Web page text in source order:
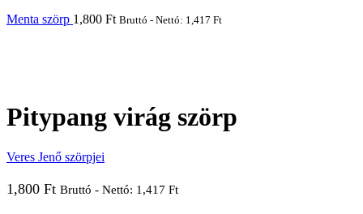
Menta szörp 1,800 Ft Bruttó - Nettó: 1,417 Ft
Pitypang virág szörp
Veres Jenő szörpjei
1,800 Ft Bruttó - Nettó: 1,417 Ft